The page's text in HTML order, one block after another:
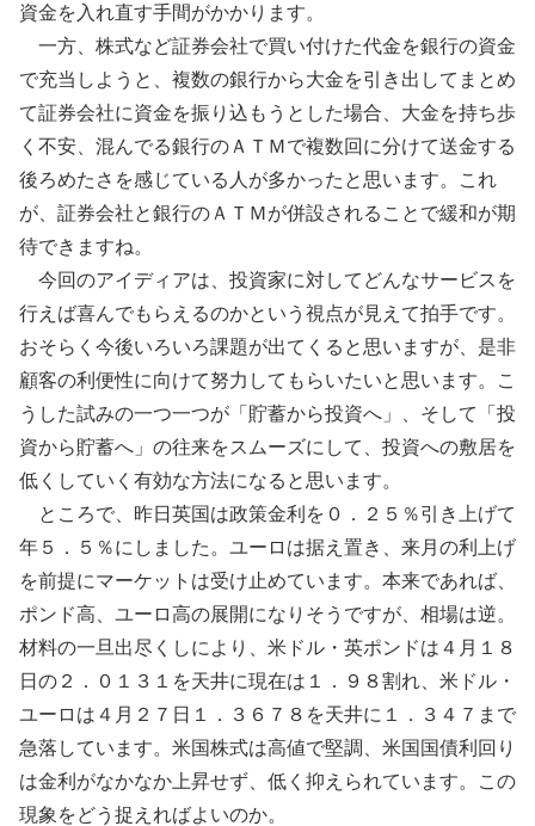
資金を入れ直す手間がかかります。
一方、株式など証券会社で買い付けた代金を銀行の資金
で充当しようと、複数の銀行から大金を引き出してまとめ
て証券会社に資金を振り込もうとした場合、大金を持ち歩
く不安、混んでる銀行のＡＴＭで複数回に分けて送金する
後ろめたさを感じている人が多かったと思います。これ
が、証券会社と銀行のＡＴＭが併設されることで緩和が期
待できますね。
今回のアイディアは、投資家に対してどんなサービスを
行えば喜んでもらえるのかという視点が見えて拍手です。
おそらく今後いろいろ課題が出てくると思いますが、是非
顧客の利便性に向けて努力してもらいたいと思います。こ
うした試みの一つ一つが「貯蓄から投資へ」、そして「投
資から貯蓄へ」の往来をスムーズにして、投資への敷居を
低くしていく有効な方法になると思います。
ところで、昨日英国は政策金利を０．２５％引き上げて
年５．５％にしました。ユーロは据え置き、来月の利上げ
を前提にマーケットは受け止めています。本来であれば、
ポンド高、ユーロ高の展開になりそうですが、相場は逆。
材料の一旦出尽くしにより、米ドル・英ポンドは４月１８
日の２．０１３１を天井に現在は１．９８割れ、米ドル・
ユーロは４月２７日１．３６７８を天井に１．３４７まで
急落しています。米国株式は高値で堅調、米国国債利回り
は金利がなかなか上昇せず、低く抑えられています。この
現象をどう捉えればよいのか。